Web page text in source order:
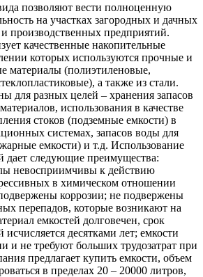
позволяют вести полноценную
на участках загородных и дачных
производственных предприятий.
качественные накопительные
которых используются прочные и
материалы (полиэтиленовые,
а также из стали.
для разных целей – хранения запасов
использования в качестве
стоков (подземные емкости) в
системах, запасов воды для
емкости) и т.д. Использование
дает следующие преимущества:
невосприимчивы к действию
в химическом отношении
коррозии; не подвержены
перепадов, которые возникают на
емкостей долговечен, срок
исчисляется десятками лет; емкости
и не требуют больших трудозатрат при
предлагает купить емкости, объем
в пределах 20 – 20000 литров,